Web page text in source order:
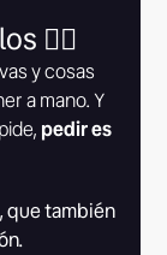
👇🏾
y cosas
a mano. Y
pedir es
que también